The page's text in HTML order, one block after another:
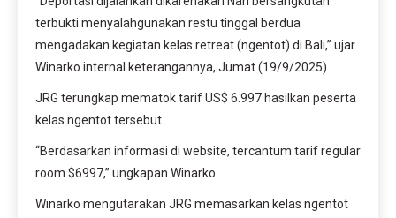
terbukti menyalahgunakan restu tinggal berdua
mengadakan kegiatan kelas retreat (ngentot) di Bali,” ujar
Winarko internal keterangannya, Jumat (19/9/2025).
JRG terungkap mematok tarif US$ 6.997 hasilkan peserta
kelas ngentot tersebut.
“Berdasarkan informasi di website, tercantum tarif regular
room $6997,” ungkapan Winarko.
Winarko mengutarakan JRG memasarkan kelas ngentot